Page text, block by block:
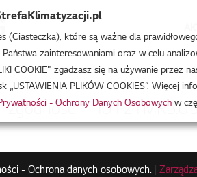
- Ochrona danych osobowych. |
(Ciasteczka), które są ważne dla
zainteresowaniami oraz w celu
COOKIE" zgadzasz się na używanie przez
„USTAWIENIA PLIKÓW COOKIES”. Więcej
- Ochrony Danych Osobowych w